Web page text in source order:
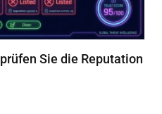
Sie die Reputation